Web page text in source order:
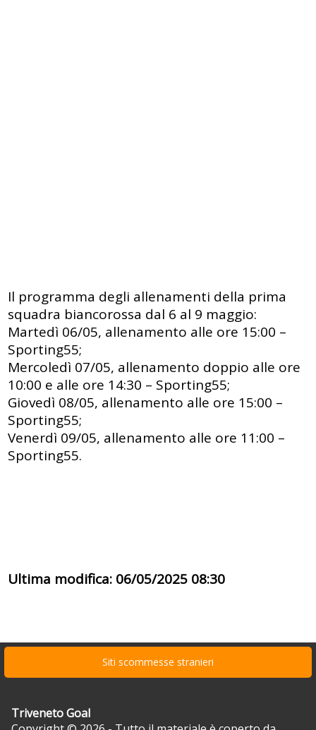
Il programma degli allenamenti della prima
squadra biancorossa dal 6 al 9 maggio:
Martedì 06/05, allenamento alle ore 15:00 –
Sporting55;
Mercoledì 07/05, allenamento doppio alle ore
10:00 e alle ore 14:30 – Sporting55;
Giovedì 08/05, allenamento alle ore 15:00 –
Sporting55;
Venerdì 09/05, allenamento alle ore 11:00 –
Sporting55.
Ultima modifica: 06/05/2025 08:30
Siti scommesse stranieri
Triveneto Goal